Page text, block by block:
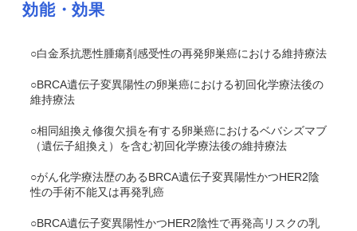
効能・効果
○白金系抗悪性腫瘍剤感受性の再発卵巣癌における維持療法
○BRCA遺伝子変異陽性の卵巣癌における初回化学療法後の
維持療法
○相同組換え修復欠損を有する卵巣癌におけるベバシズマブ
（遺伝子組換え）を含む初回化学療法後の維持療法
○がん化学療法歴のあるBRCA遺伝子変異陽性かつHER2陰
性の手術不能又は再発乳癌
○BRCA遺伝子変異陽性かつHER2陰性で再発高リスクの乳